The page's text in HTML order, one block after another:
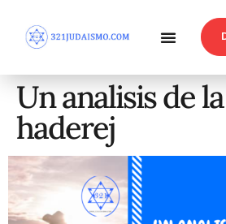
Un analisis de
haderej